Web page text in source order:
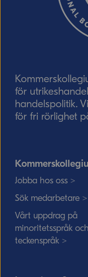
för
handelspolitik.
för fri rörlighet
Jobba hos oss >
Sök medarbetare >
Vårt uppdrag på
minoritetsspråk och
teckenspråk >